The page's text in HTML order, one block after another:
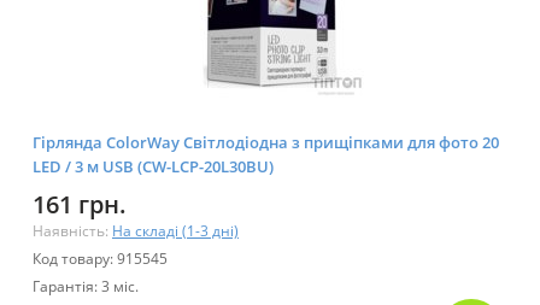
Гірлянда ColorWay Світлодіодна з прищіпками для фото 20
LED / 3 м USB (CW-LCP-20L30BU)
161 грн.
Наявність: На складі (1-3 дні)
Код товару: 915545
Гарантія: 3 міс.